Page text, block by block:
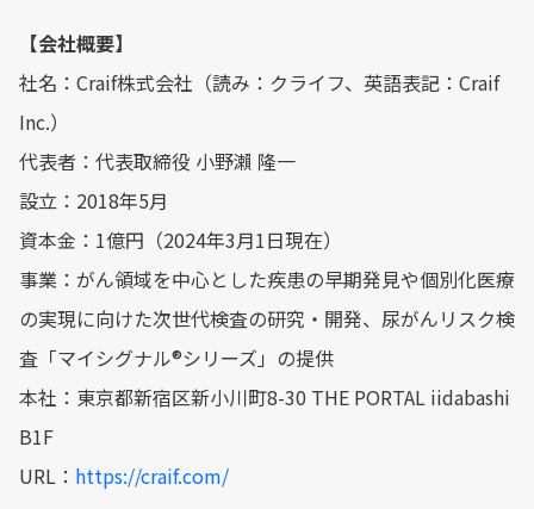
【会社概要】
社名：Craif株式会社（読み：クライフ、英語表記：Craif
Inc.）
代表者：代表取締役 小野瀨 隆一
設立：2018年5月
資本金：1億円（2024年3月1日現在）
事業：がん領域を中心とした疾患の早期発見や個別化医療
の実現に向けた次世代検査の研究・開発、尿がんリスク検
査「マイシグナル®シリーズ」の提供
本社：東京都新宿区新小川町8-30 THE PORTAL iidabashi
B1F
URL： https://craif.com/